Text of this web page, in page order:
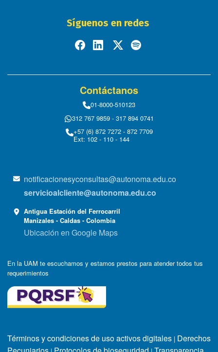
Síguenos en redes
Contáctanos
01-8000-510123
312 767 9859 - 317 894 0741
+57 (6) 872 7272 - 872 7709
Ext: 102 - 110 - 144
notificacionesyconsultas@autonoma.edu.co
servicioalcliente@autonoma.edu.co
Antigua Estación del Ferrocarril
Manizales - Caldas - Colombia
Ubicación en Google Maps
En la UAM te escuchamos y estamos prestos para atender todos tus
requerimientos
Términos y condiciones de uso activos digitales | Derechos